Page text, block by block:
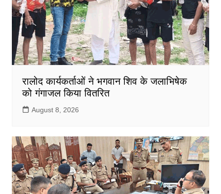
रालोद कार्यकर्ताओं ने भगवान शिव के जलाभिषेक
को गंगाजल किया वितरित
August 8, 2026